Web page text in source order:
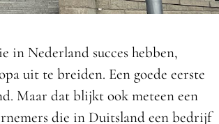
in Nederland succes hebben,
uit te breiden. Een goede eerste
Maar dat blijkt ook meteen een
die in Duitsland een bedrijf